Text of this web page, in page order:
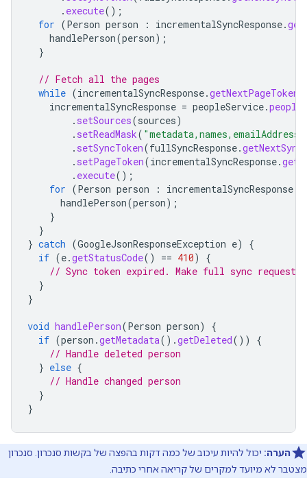
. execute();
for (Person person : incrementalSyncResponse.
handlePerson(person);
}
// Fetch all the pages
while (incrementalSyncResponse.getNextPageToken
incrementalSyncResponse = peopleService.people
. setSources(sources)
. setReadMask(
. setSyncToken(fullSyncResponse.
. setPageToken(incrementalSyncResponse.
. execute();
for (Person person : incrementalSyncResponse
handlePerson(person);
}
}
} catch (GoogleJsonResponseException e)
{
if (e.getStatusCode() == 410)
{
// Sync token expired. Make full sync request.
}
}
void handlePerson(Person person)
{
if (person .getMetadata().getDeleted())
{
// Handle deleted person
} else {
// Handle changed person
}
}
הערה: יכול להיות עיכוב של כמה דקות בהפצה של בקשות סנכרון. סנכרון
מצטבר לא מיועד למקרים של קריאה אחרי כתיבה.